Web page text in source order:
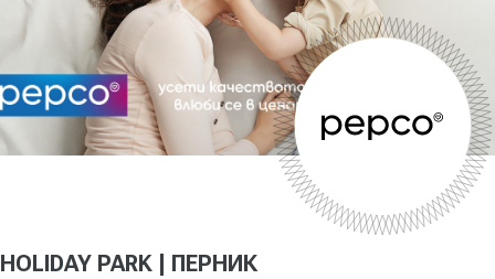
HOLIDAY PARK | ПЕРНИК